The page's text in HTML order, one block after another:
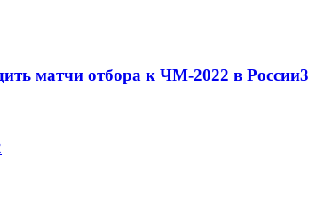
матчи отбора к ЧМ-2022 в России3